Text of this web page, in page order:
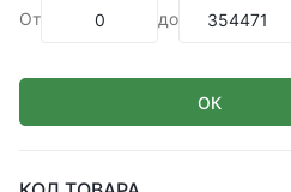
От до
ОК